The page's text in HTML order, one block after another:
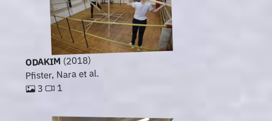
ODAKIM (2018)
Pfister, Nara et al.
3 1